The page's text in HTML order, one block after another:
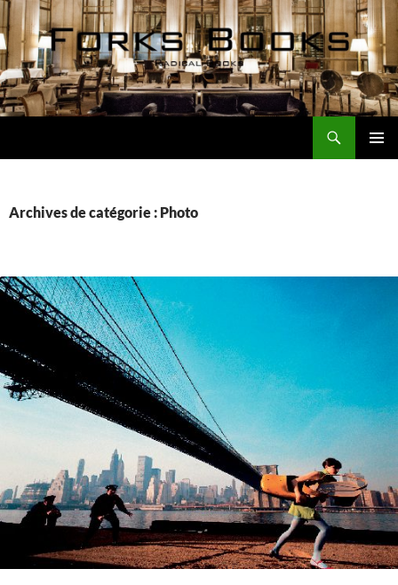
Aller
au
contenu
Archives de catégorie : Photo